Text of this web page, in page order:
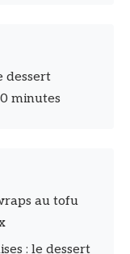
dessert
minutes
au tofu
: le dessert